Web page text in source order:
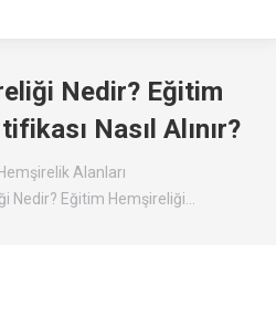
Nedir? Eğitim
Nasıl Alınır?
Hemşirelik Alanları
Nedir? Eğitim Hemşireliği…